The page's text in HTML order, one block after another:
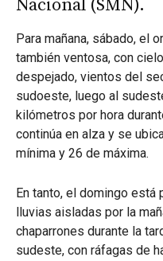
Nacional (SMN).
Para mañana, sábado, el
también ventosa, con
despejado, vientos del
sudoeste, luego al
kilómetros por hora
continúa en alza y se
mínima y 26 de máxima.
En tanto, el domingo
lluvias aisladas por la
chaparrones durante la
sudeste, con ráfagas de